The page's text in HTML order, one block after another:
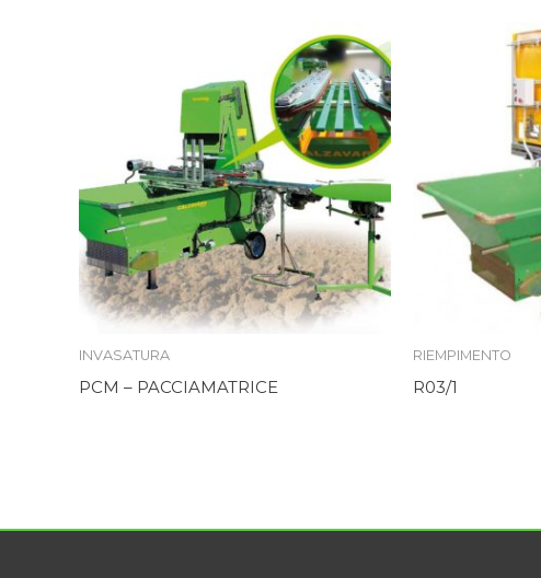
INVASATURA
PCM – PACCIAMATRICE
RIEMPIMENTO
R03/1